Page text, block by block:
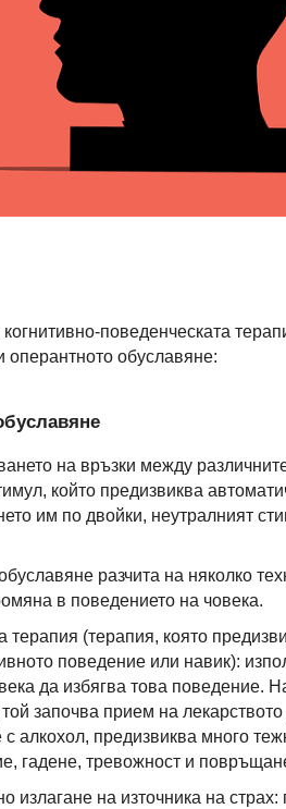
поведенческата
оперантното обуславяне:
на връзки между
който предизвиква
им по двойки, неутралният
разчита на няколко
в поведението на човека.
терапия (терапия, която
поведение или навик):
да избягва това поведение.
започва прием на
с алкохол, предизвиква много
гадене, тревожност и
излагане на източника на